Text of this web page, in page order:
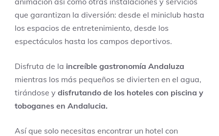
que garantizan la diversión: desde el miniclub hasta
los espacios de entretenimiento, desde los
espectáculos hasta los campos deportivos.
Disfruta de la increíble gastronomía Andaluza
mientras los más pequeños se divierten en el agua,
tirándose y disfrutando de los hoteles con piscina y
toboganes en Andalucia.
Así que solo necesitas encontrar un hotel con